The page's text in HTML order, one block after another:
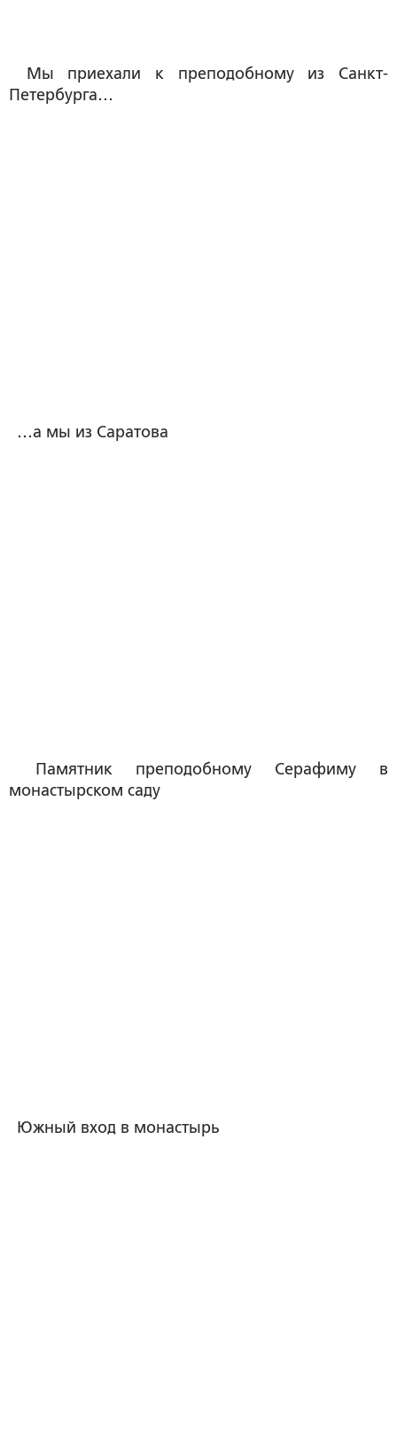
Мы приехали к преподобному из Санкт-
Петербурга…
…а мы из Саратова
Памятник преподобному Серафиму в
монастырском саду
Южный вход в монастырь